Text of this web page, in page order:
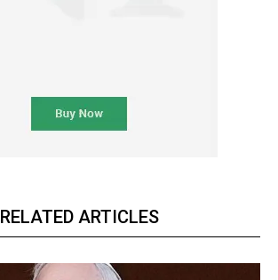
RELATED ARTICLES